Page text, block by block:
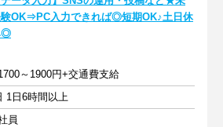
OK⇒PC入力できれば◎短期OK♪土日休
◎
～1900円+交通費支給
1日6時間以上
員